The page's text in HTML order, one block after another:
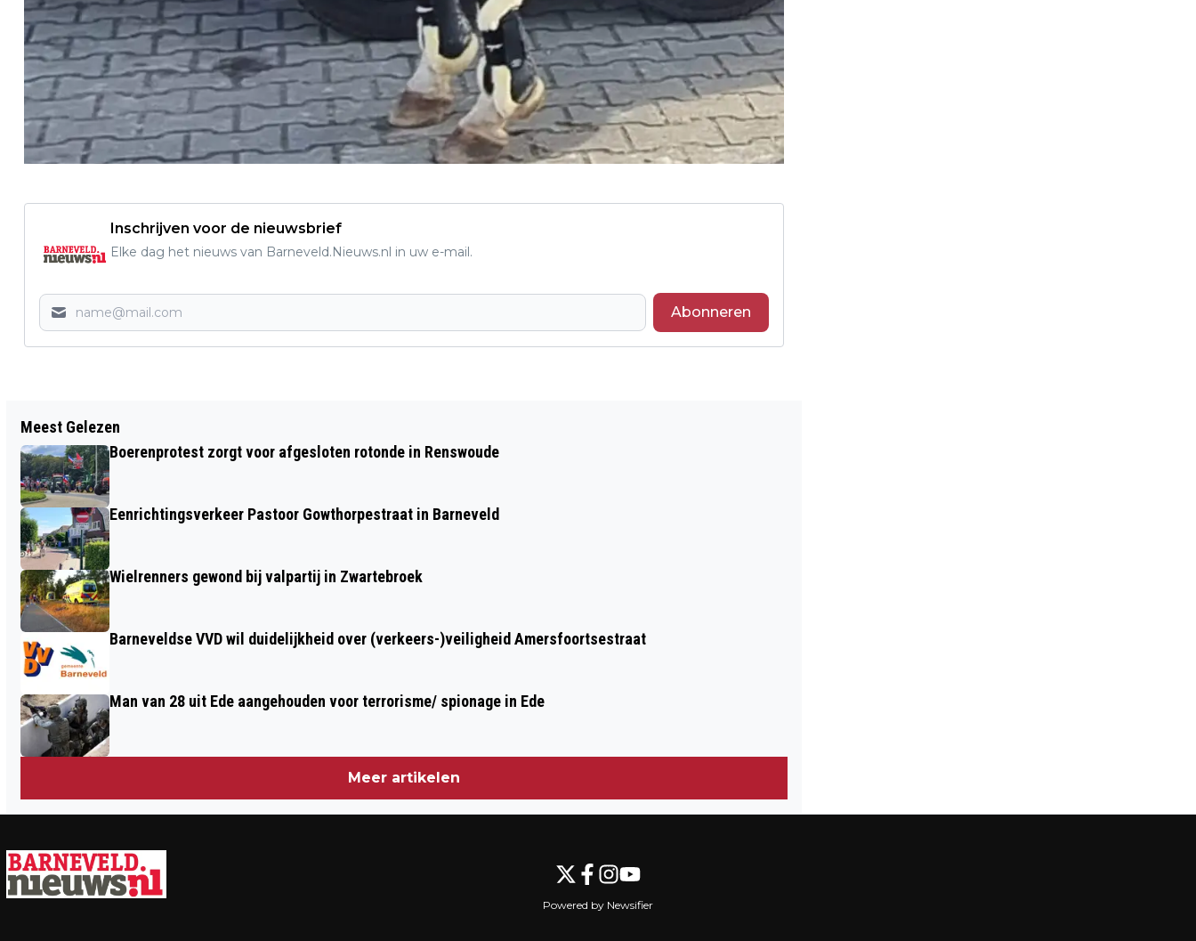
Inschrijven voor de nieuwsbrief
Elke dag het nieuws van Barneveld.Nieuws.nl in uw e-mail.
Abonneren
VOICE COMPANY KOOR NIJKERK START
OPERA PROJECT
VAKANTIEGEZINNEN IN GELDERLAND
Meest Gelezen
Boerenprotest zorgt voor afgesloten rotonde in Renswoude
Eenrichtingsverkeer Pastoor Gowthorpestraat in Barneveld
Wielrenners gewond bij valpartij in Zwartebroek
Barneveldse VVD wil duidelijkheid over (verkeers-)veiligheid Amersfoortsestraat
Man van 28 uit Ede aangehouden voor terrorisme/ spionage in Ede
Meer artikelen
Powered by Newsifier